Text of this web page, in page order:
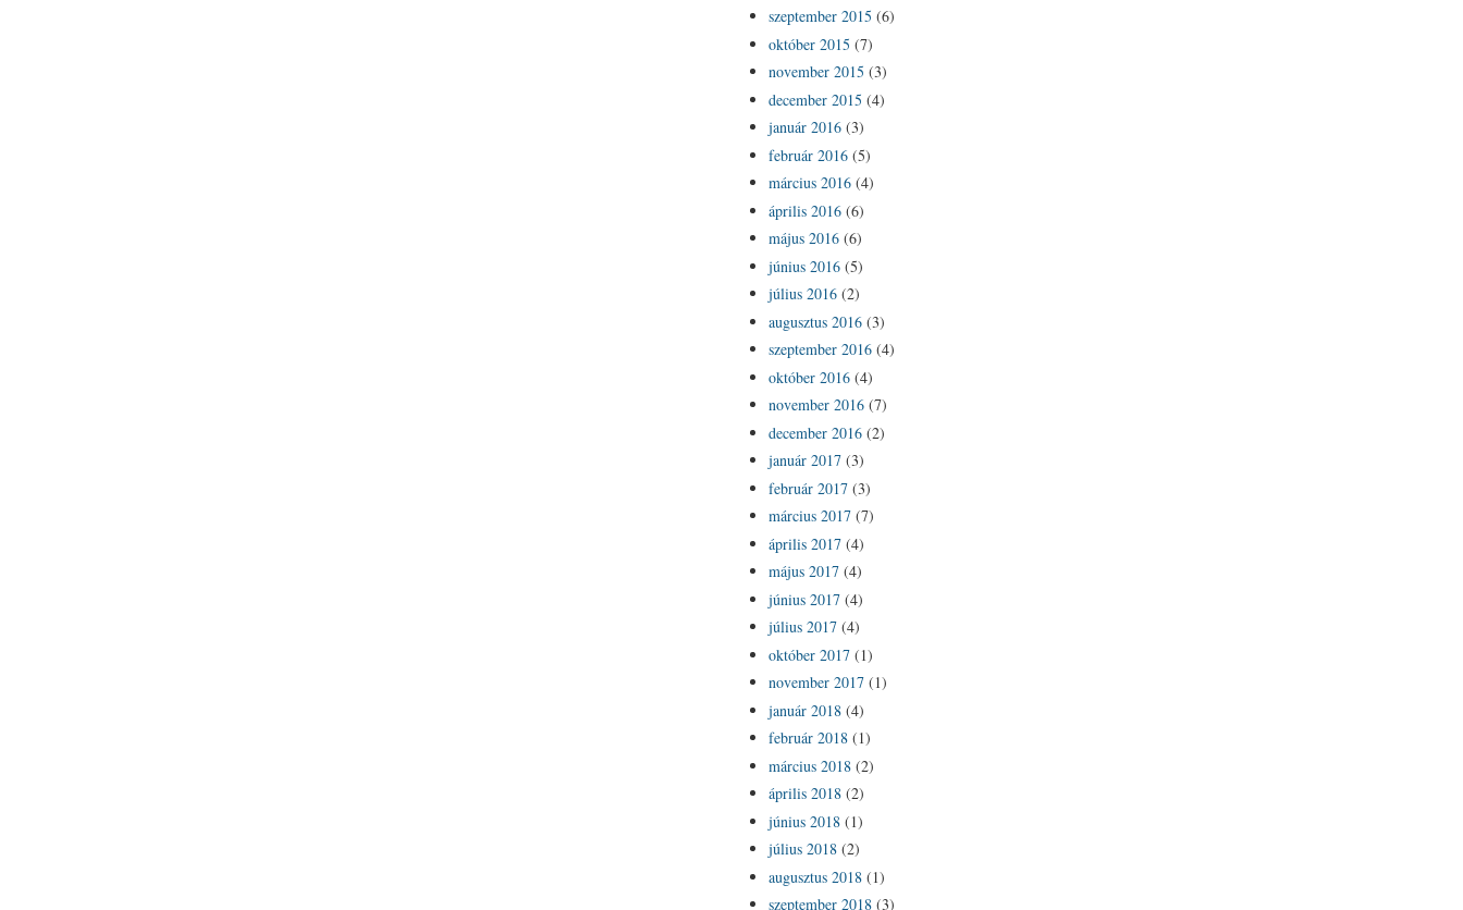
szeptember 2015 (6)
október 2015 (7)
november 2015 (3)
december 2015 (4)
január 2016 (3)
február 2016 (5)
március 2016 (4)
április 2016 (6)
május 2016 (6)
június 2016 (5)
július 2016 (2)
augusztus 2016 (3)
szeptember 2016 (4)
október 2016 (4)
november 2016 (7)
december 2016 (2)
január 2017 (3)
február 2017 (3)
március 2017 (7)
április 2017 (4)
május 2017 (4)
június 2017 (4)
július 2017 (4)
október 2017 (1)
november 2017 (1)
január 2018 (4)
február 2018 (1)
március 2018 (2)
április 2018 (2)
június 2018 (1)
július 2018 (2)
augusztus 2018 (1)
szeptember 2018 (3)